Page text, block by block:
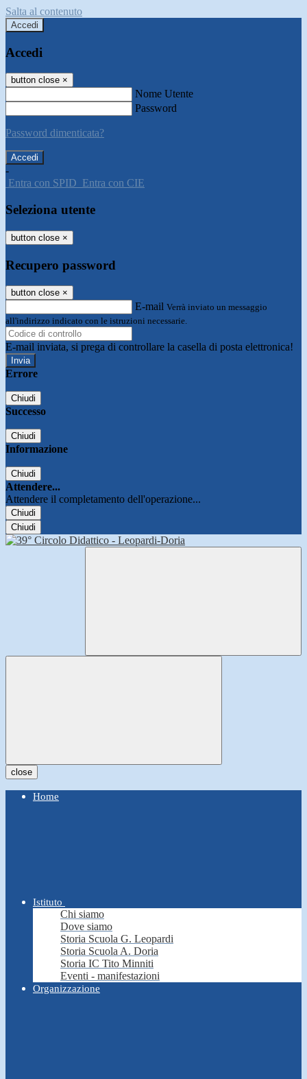
Salta al contenuto
Accedi
Accedi
button close ×
Nome Utente
Password
Password dimenticata?
-
Entra con SPID Entra con CIE
Seleziona utente
button close ×
Recupero password
button close ×
E-mail Verrà inviato un messaggio
all'indirizzo indicato con le istruzioni necessarie.
E-mail inviata, si prega di controllare la casella di posta elettronica!
Errore
Chiudi
Successo
Chiudi
Informazione
Chiudi
Attendere...
Attendere il completamento dell'operazione...
Chiudi
Chiudi
close
Home
Istituto
Chi siamo
Dove siamo
Storia Scuola G. Leopardi
Storia Scuola A. Doria
Storia IC Tito Minniti
Eventi - manifestazioni
Organizzazione